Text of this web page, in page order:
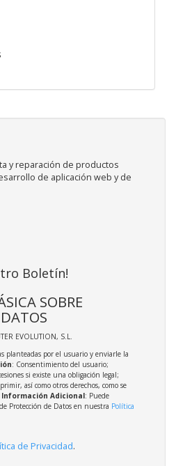
y reparación de productos
de aplicación web y de
Boletín!
SOBRE
EVOLUTION, S.L.
planteadas por el usuario y enviarle la
: Consentimiento del usuario;
si existe una obligación legal;
así como otros derechos, como se
Información Adicional: Puede
Protección de Datos en nuestra Política
de Privacidad.